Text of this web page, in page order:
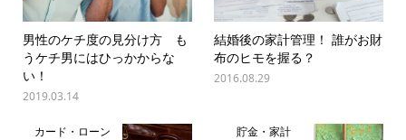
男性のケチ度の見分け方 も
うケチ男にはひっかからな
い！
2019.03.14
結婚後の家計管理！ 誰がお財
布のヒモを握る？
2016.08.29
カード・ローン 貯金・家計